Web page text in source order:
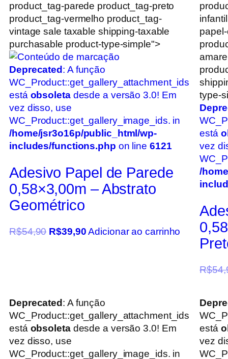
product_tag-parede product_tag-preto
product_tag-vermelho product_tag-
vintage sale taxable shipping-taxable
purchasable product-type-simple">
Deprecated : A função
WC_Product::get_gallery_attachment_ids
está obsoletadesde a versão 3.0! Em
vez disso, use
WC_Product::get_gallery_image_ids. in
/home/jsr3o16p/public_html/wp-
includes/functions.php on line 6121
Adesivo Papel de Parede
0,58×3,00m – Abstrato
Geométrico
R$54,90 R$39,90 Adicionar ao carrinho
type-
está
vez
/
R$
Deprecated : A função
WC_Product::get_gallery_attachment_ids
está obsoletadesde a versão 3.0! Em
vez disso, use
WC_Product::get_gallery_image_ids. in
está
vez